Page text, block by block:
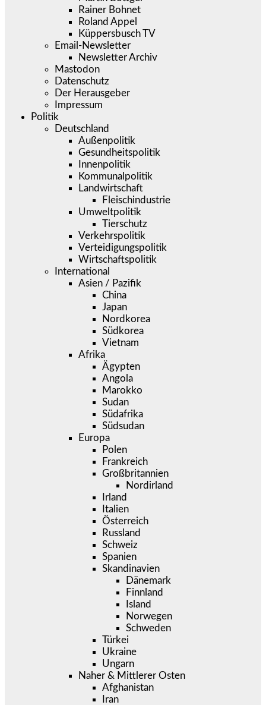
Rainer Bohnet
Roland Appel
Küppersbusch TV
Email-Newsletter
Newsletter Archiv
Mastodon
Datenschutz
Der Herausgeber
Impressum
Politik
Deutschland
Außenpolitik
Gesundheitspolitik
Innenpolitik
Kommunalpolitik
Landwirtschaft
Fleischindustrie
Umweltpolitik
Tierschutz
Verkehrspolitik
Verteidigungspolitik
Wirtschaftspolitik
International
Asien / Pazifik
China
Japan
Nordkorea
Südkorea
Vietnam
Afrika
Ägypten
Angola
Marokko
Sudan
Südafrika
Südsudan
Europa
Polen
Frankreich
Großbritannien
Nordirland
Irland
Italien
Österreich
Russland
Schweiz
Spanien
Skandinavien
Dänemark
Finnland
Island
Norwegen
Schweden
Türkei
Ukraine
Ungarn
Naher & Mittlerer Osten
Afghanistan
Iran